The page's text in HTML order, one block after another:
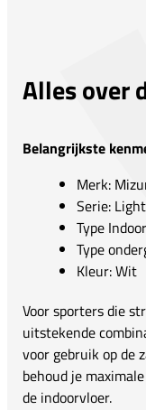
Alles over
Belangrijkste
Merk:
Serie:
Type
Type
Kleur: Wit
Voor sporters die
uitstekende
voor gebruik op de
behoud je
de indoorvloer.